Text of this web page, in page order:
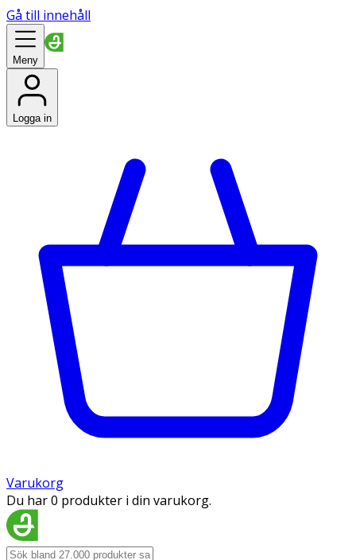
Gå till innehåll
Meny
Logga in
Varukorg
Du har 0 produkter i din varukorg.